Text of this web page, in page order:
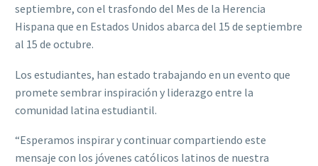
septiembre, con el trasfondo del Mes de la Herencia
Hispana que en Estados Unidos abarca del 15 de septiembre
al 15 de octubre.
Los estudiantes, han estado trabajando en un evento que
promete sembrar inspiración y liderazgo entre la
comunidad latina estudiantil.
“Esperamos inspirar y continuar compartiendo este
mensaje con los jóvenes católicos latinos de nuestra